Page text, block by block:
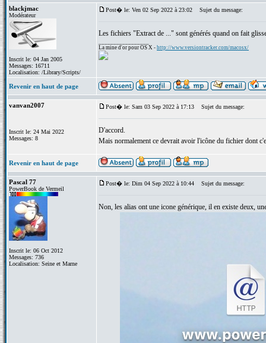
blackjmac
Modérateur
Inscrit le: 04 Jan 2005
Messages: 16711
Localisation: /Library/Scripts/
Post� le: Ven 02 Sep 2022 à 23:02 Sujet du message:
Les fichiers "Extract de ..." sont générés quand on fait
La mine d'or pour OS X - http://www.versiontracker.com/macosx/
Revenir en haut de page
vanvan2007
Inscrit le: 24 Mai 2022
Messages: 8
Post� le: Sam 03 Sep 2022 à 17:13 Sujet du message:
D'accord.
Mais normalement ce devrait avoir l'icône du fichier dont
Revenir en haut de page
Pascal 77
PowerBook de Vermeil
Inscrit le: 06 Oct 2012
Messages: 736
Localisation: Seine et Marne
Post� le: Dim 04 Sep 2022 à 10:44 Sujet du message:
Non, les alias ont une icone générique, il en existe deux,